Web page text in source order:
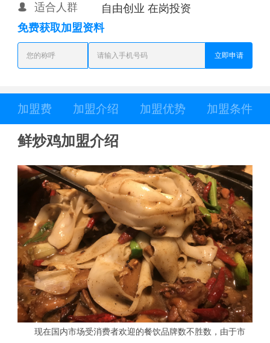
 适合人群
自由创业 在岗投资
免费获取加盟资料
立即申请
加盟费 加盟介绍 加盟优势 加盟条件
鲜炒鸡加盟介绍
现在国内市场受消费者欢迎的餐饮品牌数不胜数，由于市